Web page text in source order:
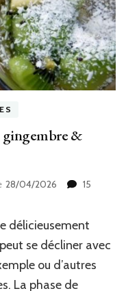
gingembre &
28/04/2026
15
délicieusement
se décliner avec
ou d’autres
La phase de